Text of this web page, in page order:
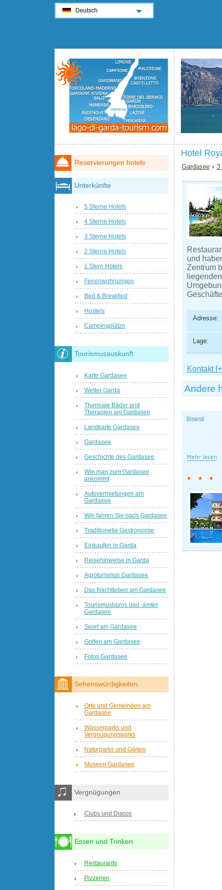
Hotel
Gardasee ›3
und
Zentrum
Adresse:
Lage:
Kontakt
Andere
Bisesti
Reservierungen hotels
Unterkünfte
5 Sterne Hotels
4 Sterne Hotels
3 Sterne Hotels
2 Sterne Hotels
1 Stern Hotels
Ferienwohnungen
Bed & Breakfast
Hostels
Campingplätze
Tourismusauskunft
Karte Gardasee
Wetter Garda
Thermale Bäder und
Therapien am Gardasee
Landkarte Gardasee
Gardasee
Geschichte des Gardasee
Wie man zum Gardasee
ankommt
Autovermietungen am
Gardasee
Wie fahren Sie nach Gardasee
Traditionelle Gastronomie
Einkaufen in Garda
Reisehinweise in Garda
Agroturismus Gardasee
Das Nachtleben am Gardasee
Tourismusbüros und -ämter
Gardasee
Sport am Gardasee
Golfen am Gardasee
Fotos Gardasee
Sehenswürdigkeiten
Orte und Gemeinden am
Gardasee
Wasserparks und
Vergnügungsparks
Naturparks und Gärten
Museen Gardasee
Vergnügungen
Clubs und Discos
Essen und Trinken
Restaurants
Pizzerien
Deutsch